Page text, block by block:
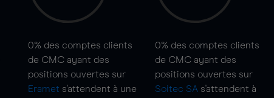
0% des comptes clients
de CMC ayant des
positions ouvertes sur
Eramet s'attendent à une
0% des comptes clients
de CMC ayant des
positions ouvertes sur
Soitec SA s'attendent à